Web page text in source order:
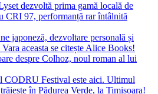
dezvoltă prima gamă locală de
CRI 97, performanță rar întâlnită
japoneză, dezvoltare personală și
aceasta se citește Alice Books!
despre Colhoz, noul roman al lui
CODRU Festival este aici. Ultimul
în Pădurea Verde, la Timișoara!